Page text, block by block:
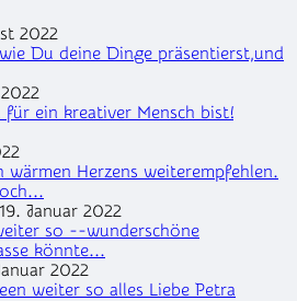
2022
Du deine Dinge präsentierst,und
für ein kreativer Mensch bist!
wärmen Herzens weiterempfehlen.
19. Januar 2022
so --wunderschöne
könnte...
2022
weiter so alles Liebe Petra